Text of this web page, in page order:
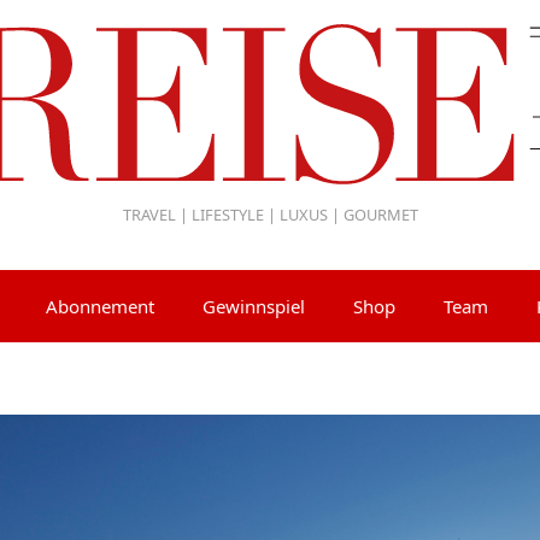
TRAVEL | LIFESTYLE | LUXUS | GOURMET
Abonnement Gewinnspiel Shop Team